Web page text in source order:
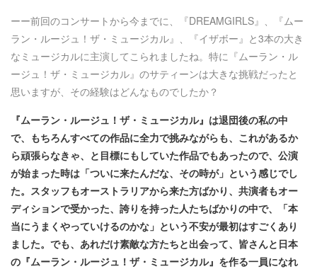
ーー前回のコンサートから今までに、『DREAMGIRLS』、『ムー
ラン・ルージュ！ザ・ミュージカル』、『イザボー』と3本の大き
なミュージカルに主演してこられましたね。特に『ムーラン・ル
ージュ！ザ・ミュージカル』のサティーンは大きな挑戦だったと
思いますが、その経験はどんなものでしたか？
『ムーラン・ルージュ！ザ・ミュージカル』は退団後の私の中
で、もちろんすべての作品に全力で挑みながらも、これがあるか
ら頑張らなきゃ、と目標にもしていた作品でもあったので、公演
が始まった時は「ついに来たんだな、その時が」という感じでし
た。スタッフもオーストラリアから来た方ばかり、共演者もオー
ディションで受かった、誇りを持った人たちばかりの中で、「本
当にうまくやっていけるのかな」という不安が最初はすごくあり
ました。でも、あれだけ素敵な方たちと出会って、皆さんと日本
の『ムーラン・ルージュ！ザ・ミュージカル』を作る一員になれ